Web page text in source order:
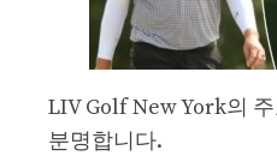
LIV Golf New York의
분명합니다.